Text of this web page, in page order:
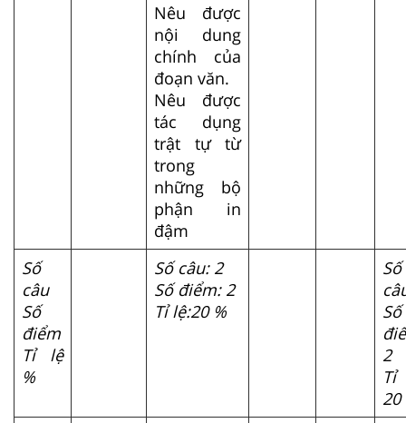
Nêu được
nội dung
chính của
đoạn văn.
Nêu được
tác dụng
trật tự từ
trong
những bộ
phận in
đậm
Số
câu
Số
điểm
Tỉ lệ
%
Số câu: 2
Số điểm: 2
Tỉ lệ:20 %
Số
Số
2
Tỉ
20